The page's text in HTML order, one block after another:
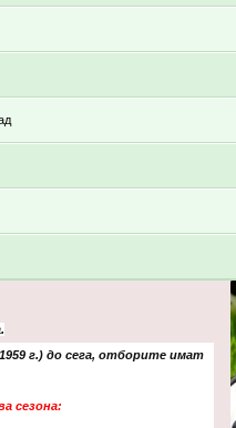
г.) до сега, отборите имат
сезона: